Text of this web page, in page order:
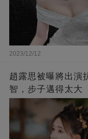
2023/12/12
趙露思被曝將出演
智，步子邁得太大